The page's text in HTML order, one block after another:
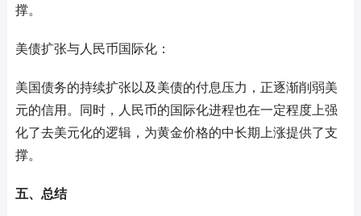
撑。
美债扩张与人民币国际化：
美国债务的持续扩张以及美债的付息压力，正逐渐削弱美
元的信用。同时，人民币的国际化进程也在一定程度上强
化了去美元化的逻辑，为黄金价格的中长期上涨提供了支
撑。
五、总结